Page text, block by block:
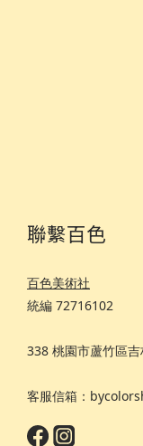
聯繫百色
百色美術社
統編 72716102
338 桃園市蘆竹區吉
客服信箱：